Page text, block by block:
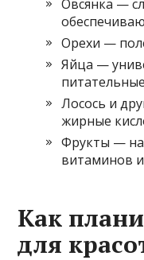
Овсянка —
Орехи —
Яйца —
Лосось и
жирные
Фрукты —
витаминов
Как
для